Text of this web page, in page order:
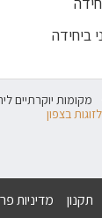
ביחידה
מקומות יוקרתיים
בצפון
תקנון מדיניות